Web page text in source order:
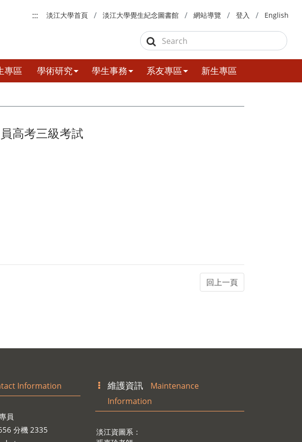
:::
淡江大學首頁 淡江大學覺生紀念圖書館 網站導覽 登入 English
專區 學術研究 學生事務 系友專區 新生專區
高考三級考試
Information
員
分機 2335
維護資訊
Maintenance
Information
淡江資圖系：